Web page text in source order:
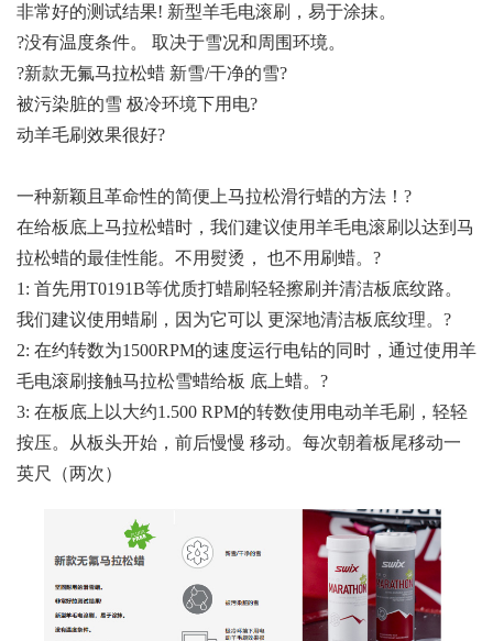
非常好的测试结果! 新型羊毛电滚刷，易于涂抹。
?没有温度条件。 取决于雪况和周围环境。
?新款无氟马拉松蜡 新雪/干净的雪?
被污染脏的雪 极冷环境下用电?
动羊毛刷效果很好?
一种新颖且革命性的简便上马拉松滑行蜡的方法！?
在给板底上马拉松蜡时，我们建议使用羊毛电滚刷以达到马
拉松蜡的最佳性能。不用熨烫， 也不用刷蜡。?
1: 首先用T0191B等优质打蜡刷轻轻擦刷并清洁板底纹路。
我们建议使用蜡刷，因为它可以 更深地清洁板底纹理。?
2: 在约转数为1500RPM的速度运行电钻的同时，通过使用羊
毛电滚刷接触马拉松雪蜡给板 底上蜡。?
3: 在板底上以大约1.500 RPM的转数使用电动羊毛刷，轻轻
按压。从板头开始，前后慢慢 移动。每次朝着板尾移动一
英尺（两次）